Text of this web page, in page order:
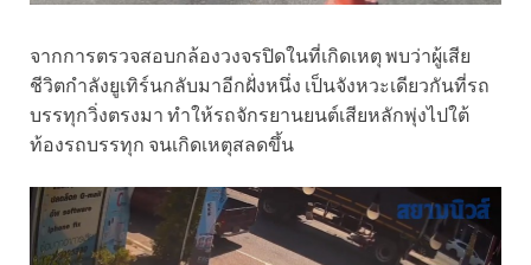
จากการตรวจสอบกล้องวงจรปิดในที่เกิดเหตุ พบว่าผู้เสีย
ชีวิตกำลังยูเทิร์นกลับมาอีกฝั่งหนึ่ง เป็นจังหวะเดียวกันที่รถ
บรรทุกวิ่งตรงมา ทำให้รถจักรยานยนต์เสียหลักพุ่งไปใต้
ท้องรถบรรทุก จนเกิดเหตุสลดขึ้น